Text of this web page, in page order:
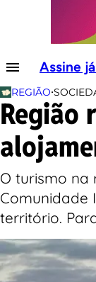
Assine
REGIÃO•
Região
O turismo na
Comunidade
território.